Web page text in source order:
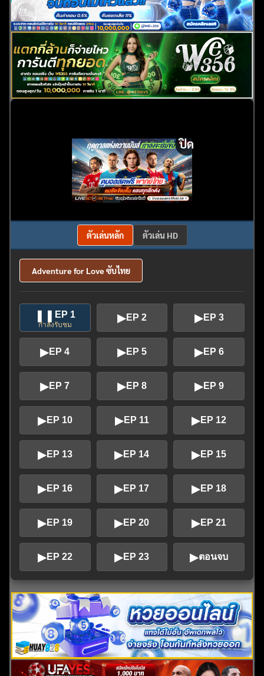
ปิด
ตัวเล่นหลัก ตัวเล่น HD
Adventure for Love ซับไทย
EP 1
กำลังรับชม
▶EP 2 ▶EP 3
▶EP 4 ▶EP 5 ▶EP 6
▶EP 7 ▶EP 8 ▶EP 9
▶EP 10 ▶EP 11 ▶EP 12
▶EP 13 ▶EP 14 ▶EP 15
▶EP 16 ▶EP 17 ▶EP 18
▶EP 19 ▶EP 20 ▶EP 21
▶EP 22 ▶EP 23 ▶ตอนจบ